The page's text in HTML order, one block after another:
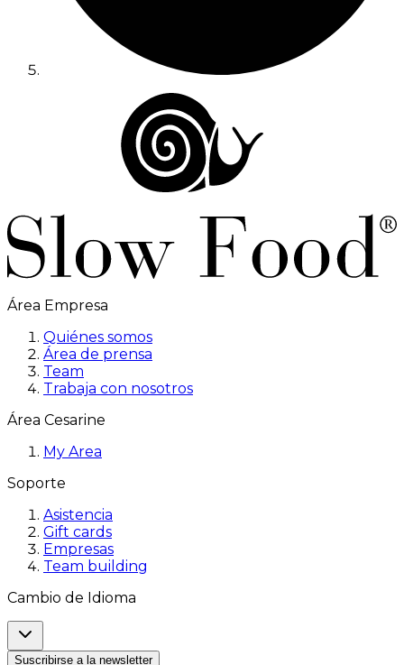
Área Empresa
Quiénes somos
Área de prensa
Team
Trabaja con nosotros
Área Cesarine
My Area
Soporte
Asistencia
Gift cards
Empresas
Team building
Cambio de Idioma
Suscribirse a la newsletter